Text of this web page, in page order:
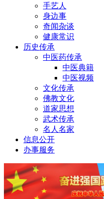
手艺人
身边事
奇闻杂谈
健康常识
历史传承
中医药传承
中医典籍
中医视频
文化传承
佛教文化
道家思想
武术传承
名人名家
信息公开
办事服务